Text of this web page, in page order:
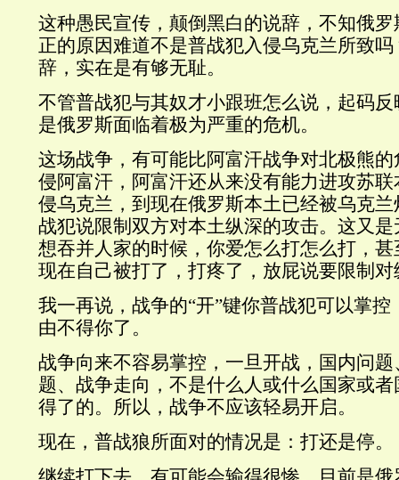
这种愚民宣传，颠倒黑白的说辞，不知俄
正的原因难道不是普战犯入侵乌克兰所致
辞，实在是有够无耻。
不管普战犯与其奴才小跟班怎么说，起码
是俄罗斯面临着极为严重的危机。
这场战争，有可能比阿富汗战争对北极熊
侵阿富汗，阿富汗还从来没有能力进攻苏
侵乌克兰，到现在俄罗斯本土已经被乌克
战犯说限制双方对本土纵深的攻击。这又
想吞并人家的时候，你爱怎么打怎么打，
现在自己被打了，打疼了，放屁说要限制
我一再说，战争的“开”键你普战犯可以掌控
由不得你了。
战争向来不容易掌控，一旦开战，国内问
题、战争走向，不是什么人或什么国家或
得了的。所以，战争不应该轻易开启。
现在，普战狼所面对的情况是：打还是停。